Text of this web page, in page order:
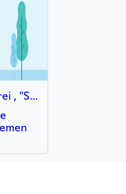
Änderungschneiderei , "Sonyas Nähstube "